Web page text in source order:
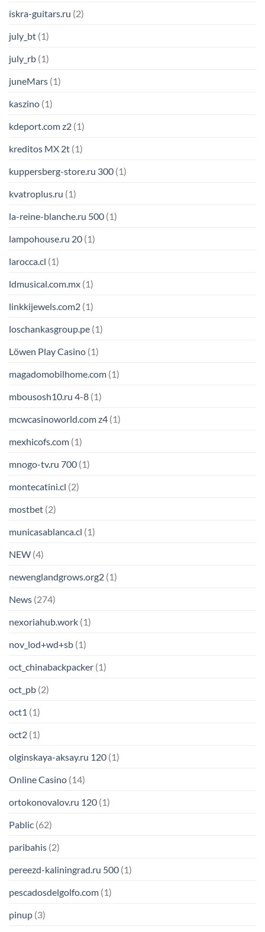
iskra-guitars.ru (2)
july_bt (1)
july_rb (1)
juneMars (1)
kaszino (1)
kdeport.com z2 (1)
kreditos MX 2t (1)
kuppersberg-store.ru 300 (1)
kvatroplus.ru (1)
la-reine-blanche.ru 500 (1)
lampohouse.ru 20 (1)
larocca.cl (1)
ldmusical.com.mx (1)
linkkijewels.com2 (1)
loschankasgroup.pe (1)
Löwen Play Casino (1)
magadomobilhome.com (1)
mbousosh10.ru 4-8 (1)
mcwcasinoworld.com z4 (1)
mexhicofs.com (1)
mnogo-tv.ru 700 (1)
montecatini.cl (2)
mostbet (2)
municasablanca.cl (1)
NEW (4)
newenglandgrows.org2 (1)
News (274)
nexoriahub.work (1)
nov_lod+wd+sb (1)
oct_chinabackpacker (1)
oct_pb (2)
oct1 (1)
oct2 (1)
olginskaya-aksay.ru 120 (1)
Online Casino (14)
ortokonovalov.ru 120 (1)
Pablic (62)
paribahis (2)
pereezd-kaliningrad.ru 500 (1)
pescadosdelgolfo.com (1)
pinup (3)